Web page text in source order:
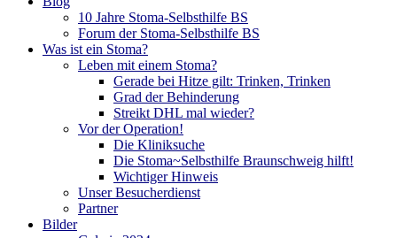
10 Jahre Stoma-Selbsthilfe BS
Forum der Stoma-Selbsthilfe BS
Was ist ein Stoma?
Leben mit einem Stoma?
Gerade bei Hitze gilt: Trinken, Trinken
Grad der Behinderung
Streikt DHL mal wieder?
Vor der Operation!
Die Kliniksuche
Die Stoma~Selbsthilfe Braunschweig hilft!
Wichtiger Hinweis
Unser Besucherdienst
Partner
Bilder